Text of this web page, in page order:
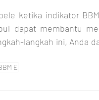
ketika indikator
dapat membantu
langkah ini, Anda
E